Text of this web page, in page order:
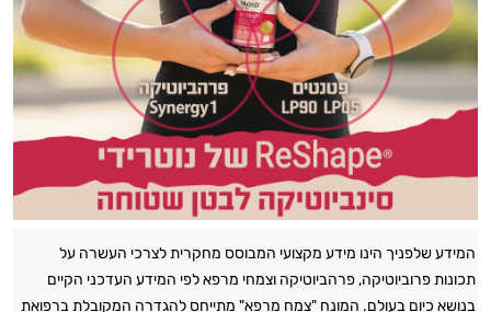
המידע שלפניך הינו מידע מקצועי המבוסס מחקרית לצרכי העשרה על
תכונות פרוביוטיקה, פרהביוטיקה וצמחי מרפא לפי המידע העדכני הקיים
בנושא כיום בעולם. המונח "צמח מרפא" מתייחס להגדרה המקובלת ברפואת